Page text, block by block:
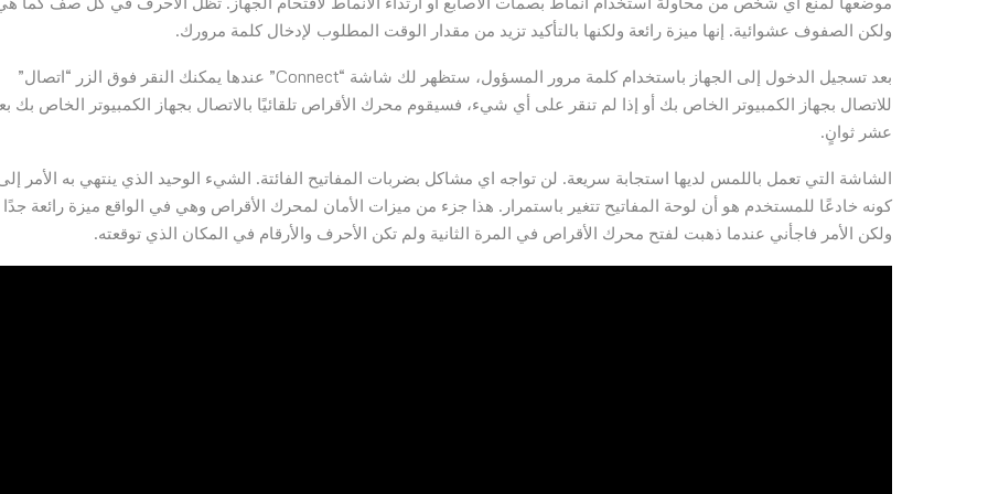
ولكن الصفوف عشوائية. إنها ميزة رائعة ولكنها بالتأكيد تزيد من مقدار الوقت المطلوب لإدخال كلمة مرورك.
بعد تسجيل الدخول إلى الجهاز باستخدام كلمة مرور المسؤول، ستظهر لك شاشة “Connect” عندها يمكنك النقر فوق الزر “اتصال”
للاتصال بجهاز الكمبيوتر الخاص بك أو إذا لم تنقر على أي شيء، فسيقوم محرك الأقراص تلقائيًا بالاتصال بجهاز الكمبيوتر الخاص بك
عشر ثوانٍ.
الشاشة التي تعمل باللمس لديها استجابة سريعة. لن تواجه اي مشاكل بضربات المفاتيح الفائتة. الشيء الوحيد الذي ينتهي به الأمر
كونه خادعًا للمستخدم هو أن لوحة المفاتيح تتغير باستمرار. هذا جزء من ميزات الأمان لمحرك الأقراص وهي في الواقع ميزة رائعة جدًا
ولكن الأمر فاجأني عندما ذهبت لفتح محرك الأقراص في المرة الثانية ولم تكن الأحرف والأرقام في المكان الذي توقعته.